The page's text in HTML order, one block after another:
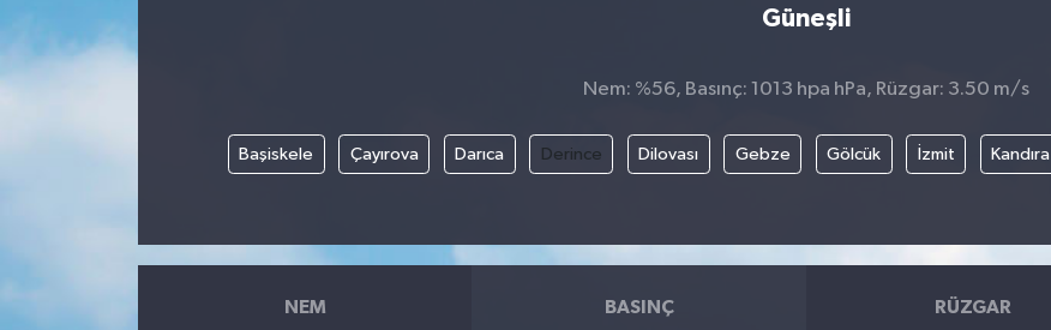
Güneşli
Nem: %56, Basınç: 1013 hpa hPa, Rüzgar: 3.50 m/s
Başiskele Çayırova Darıca Derince Dilovası Gebze Gölcük İzmit Kandıra
NEM BASINÇ RÜZGAR
Gündem